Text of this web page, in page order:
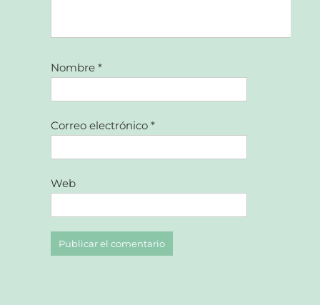
Nombre*
Correo electrónico*
Web